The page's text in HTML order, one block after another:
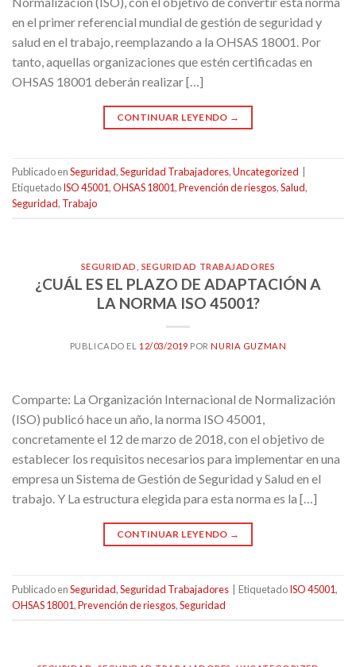
en el primer referencial mundial de gestión de seguridad y
salud en el trabajo, reemplazando a la OHSAS 18001. Por
tanto, aquellas organizaciones que estén certificadas en
OHSAS 18001 deberán realizar […]
CONTINUAR LEYENDO →
Publicado enSeguridad,Seguridad Trabajadores,Uncategorized
EtiquetadoISO 45001,OHSAS 18001,Prevención de riesgos,Salud,
Seguridad, Trabajo
SEGURIDAD SEGURIDAD TRABAJADORES
¿CUÁL ES EL PLAZO DE ADAPTACIÓN A
LA NORMA ISO 45001?
PUBLICADO EL 12/03/2019 PORNURIA GUZMAN
Comparte: La Organización Internacional de Normalización
(ISO) publicó hace un año, la norma ISO 45001,
concretamente el 12 de marzo de 2018, con el objetivo de
establecer los requisitos necesarios para implementar en una
empresa un Sistema de Gestión de Seguridad y Salud en el
trabajo. Y La estructura elegida para esta norma es la […]
CONTINUAR LEYENDO →
Publicado enSeguridad,Seguridad Trabajadores EtiquetadoISO 45001,
OHSAS 18001,Prevención de riesgos,Seguridad